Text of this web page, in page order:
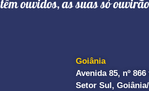
ouvidos, as suas só
Goiânia
Avenida 85, nº 866
Setor Sul,